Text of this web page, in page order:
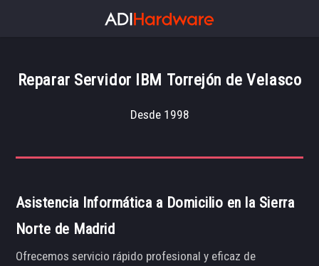
Reparar Servidor IBM Torrejón de Velasco
Desde 1998
Asistencia Informática a Domicilio en la Sierra
Norte de Madrid
Ofrecemos servicio rápido profesional y eficaz de